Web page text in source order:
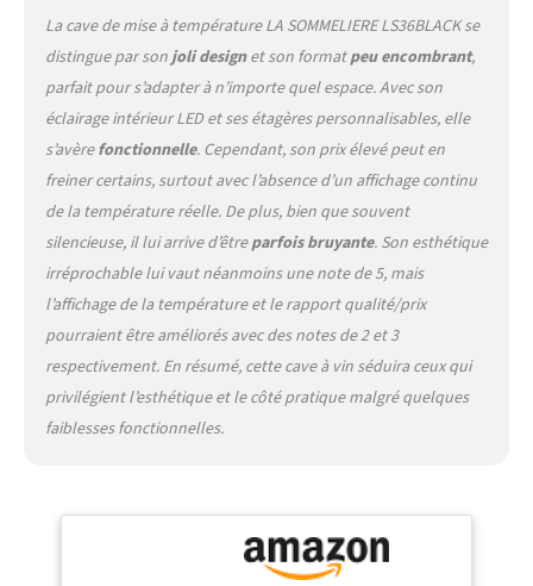
blanc pour sublimer votre
collection sans affecter la
température. Répartition
homogène du froid pour
garantir une température
constante dans toute la
cave. Verrouillage sécurité
enfant intégré au panneau
de commande pour plus de
tranquillité. Facile à
installer grâce à ses pieds
réglables à l’avant et ses
roulettes à l’arrière.
La cave de mise à température LA SOMMELIERE LS36BLACK se
distingue par sonjoli designet son formatpeu encombrant,
parfait pour s’adapter à n’importe quel espace. Avec son
éclairage intérieur LED et ses étagères personnalisables, elle
s’avèrefonctionnelle. Cependant, son prix élevé peut en
freiner certains, surtout avec l’absence d’un affichage continu
de la température réelle. De plus, bien que souvent
silencieuse, il lui arrive d’êtreparfois bruyante. Son esthétique
irréprochable lui vaut néanmoins une note de 5, mais
l’affichage de la température et le rapport qualité/prix
pourraient être améliorés avec des notes de 2 et 3
respectivement. En résumé, cette cave à vin séduira ceux qui
privilégient l’esthétique et le côté pratique malgré quelques
faiblesses fonctionnelles.